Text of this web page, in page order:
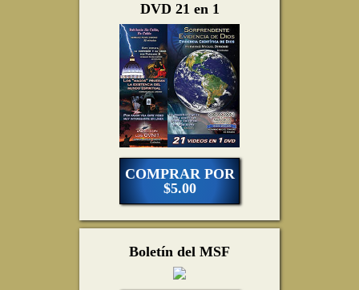
DVD 21 en 1
COMPRAR POR
$5.00
Boletín del MSF